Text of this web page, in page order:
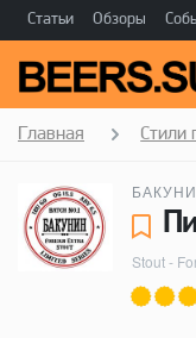
Статьи Обзоры
Главная Стили
Stout -